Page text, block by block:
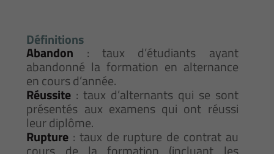
Définitions
Abandon : taux d’étudiants ayant
abandonné la formation en alternance
en cours d’année.
Réussite : taux d’alternants qui se sont
présentés aux examens qui ont réussi
leur diplôme.
Rupture : taux de rupture de contrat au